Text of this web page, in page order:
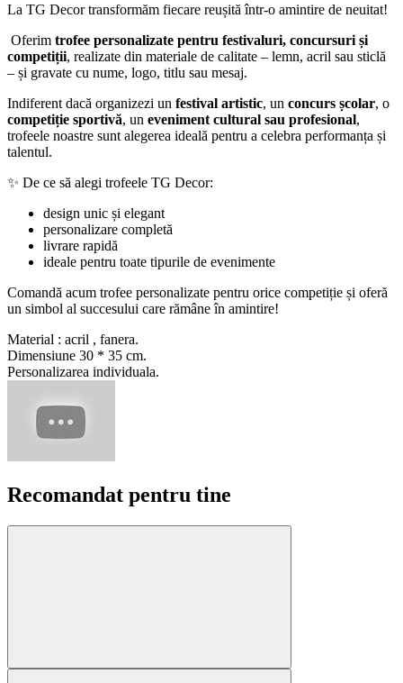
La TG Decor transformăm fiecare reușită într-o amintire de neuitat!
Oferim trofee personalizate pentru festivaluri, concursuri și
competiții, realizate din materiale de calitate – lemn, acril sau sticlă
– și gravate cu nume, logo, titlu sau mesaj.
Indiferent dacă organizezi un festival artistic, un concurs școlar, o
competiție sportivă, un eveniment cultural sau profesional,
trofeele noastre sunt alegerea ideală pentru a celebra performanța și
talentul.
✨ De ce să alegi trofeele TG Decor:
design unic și elegant
personalizare completă
livrare rapidă
ideale pentru toate tipurile de evenimente
Comandă acum trofee personalizate pentru orice competiție și oferă
un simbol al succesului care rămâne în amintire!
Material : acril , fanera.
Dimensiune 30 * 35 cm.
Personalizarea individuala.
Recomandat pentru tine